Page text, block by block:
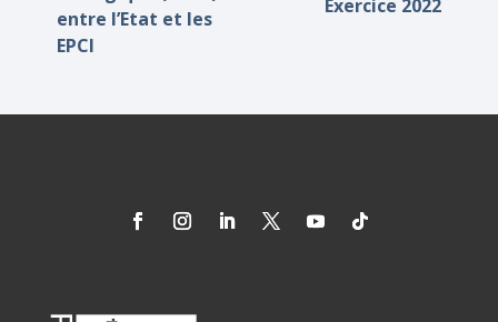
entre l’Etat et les
EPCI
Exercice 2022